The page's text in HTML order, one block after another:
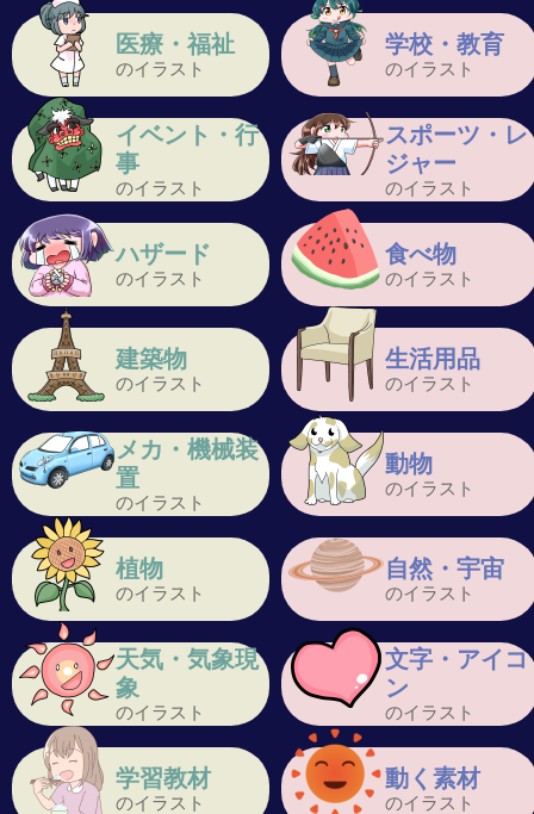
医療・福祉
のイラスト
学校・教育
のイラスト
イベント・行
事
のイラスト
スポーツ・レ
ジャー
のイラスト
ハザード
のイラスト
食べ物
のイラスト
建築物
のイラスト
生活用品
のイラスト
メカ・機械装
置
のイラスト
動物
のイラスト
植物
のイラスト
自然・宇宙
のイラスト
天気・気象現
象
のイラスト
文字・アイコ
ン
のイラスト
学習教材
のイラスト
動く素材
のイラスト